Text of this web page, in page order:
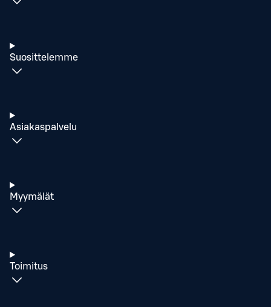
Suosittelemme
Asiakaspalvelu
Myymälät
Toimitus